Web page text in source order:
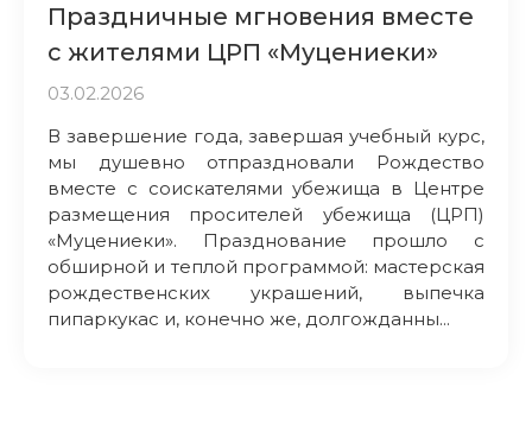
Праздничные мгновения вместе
с жителями ЦРП «Муцениеки»
03.02.2026
В завершение года, завершая учебный курс,
мы душевно отпраздновали Рождество
вместе с соискателями убежища в Центре
размещения просителей убежища (ЦРП)
«Муцениеки». Празднование прошло с
обширной и теплой программой: мастерская
рождественских украшений, выпечка
пипаркукас и, конечно же, долгожданны...